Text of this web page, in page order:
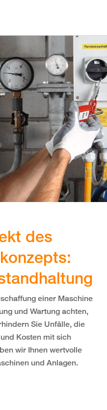
des
einer Maschine
und Wartung achten,
Sie Unfälle, die
Kosten mit sich
wir Ihnen wertvolle
und Anlagen.